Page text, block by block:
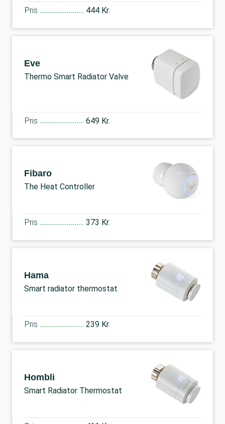
Pris 444 Kr.
Eve
Thermo Smart Radiator Valve
Pris 649 Kr.
Fibaro
The Heat Controller
Pris 373 Kr.
Hama
Smart radiator thermostat
Pris 239 Kr.
Hombli
Smart Radiator Thermostat